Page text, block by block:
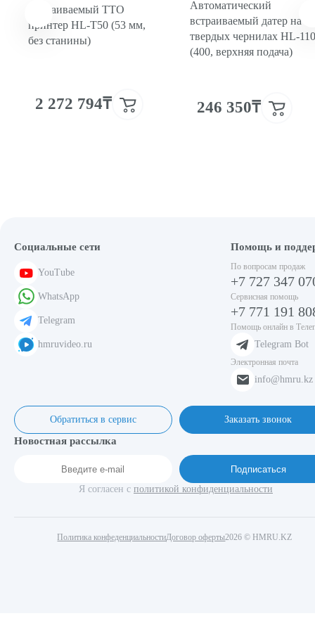
Встраиваемый ТТО
принтер HL-T50 (53 мм,
без станины)
2 272 794₸
Автоматический
встраиваемый датер на
твердых чернилах HL-
(400, верхняя подача)
246 350₸
Социальные сети
YouTube
WhatsApp
Telegram
hmruvideo.ru
Помощь и
По вопросам продаж
+7 727 347
Сервисная помощь
+7 771 191
Помощь онлайн в
Telegram Bot
Электронная почта
info@hmru.kz
Обратиться в сервис Заказать звонок
Новостная рассылка
Подписаться
Я согласен с политикой конфиденциальности
Политика конфеденциальности 2026 © HMRU.KZ
Договор оферты